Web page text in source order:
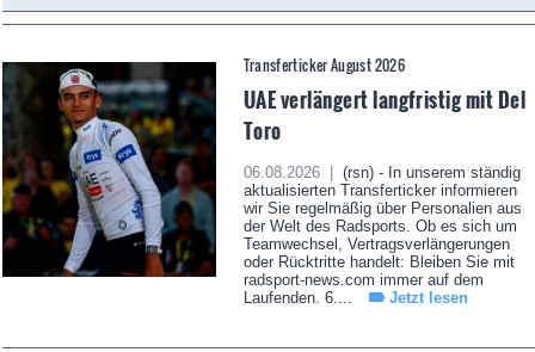
Transferticker August 2026
UAE verlängert langfristig mit Del
Toro
06.08.2026 |
(rsn) - In unserem ständig
aktualisierten Transferticker informieren
wir Sie regelmäßig über Personalien aus
der Welt des Radsports. Ob es sich um
Teamwechsel, Vertragsverlängerungen
oder Rücktritte handelt: Bleiben Sie mit
radsport-news.com immer auf dem
Laufenden. 6....
Jetzt lesen